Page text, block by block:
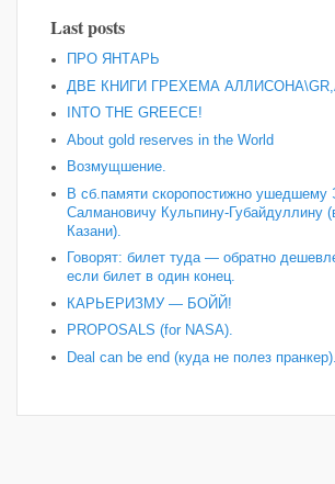
Last posts
ПРО ЯНТАРЬ
ДВЕ КНИГИ ГРЕХЕМА
INTO THE GREECE!
About gold reserves in the World
Возмущшение.
В сб.памяти скоропостижно ушедшему
Салмановичу Кульпину-Губайдуллину
Казани).
Говорят: билет туда — обратно
если билет в один конец.
КАРЬЕРИЗМУ — БОЙЙ!
PROPOSALS (for NASA).
Deal can be end (куда не полез пранкер).